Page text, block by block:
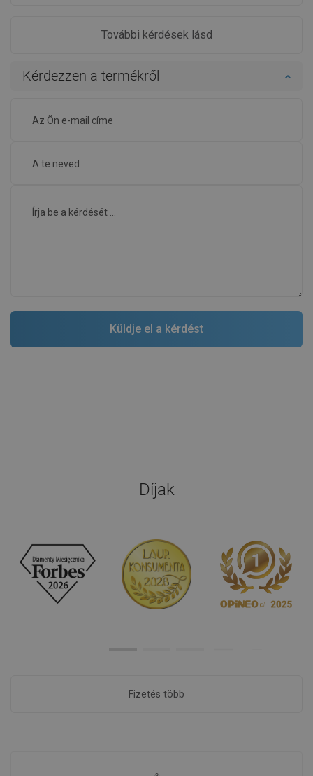
További kérdések lásd
Kérdezzen a termékről
Díjak
Fizetés több